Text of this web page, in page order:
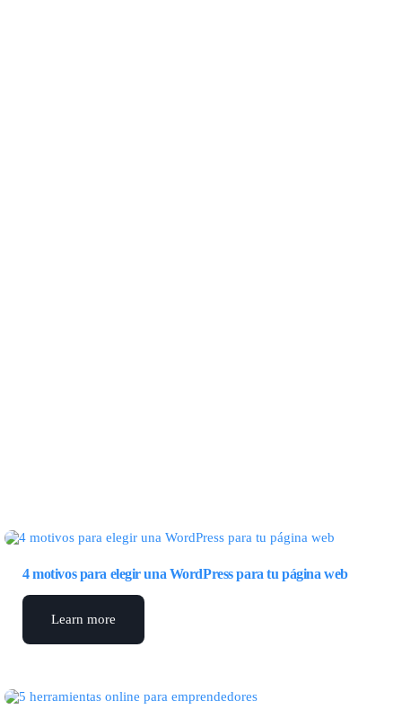
4 motivos para elegir una WordPress para tu página web
Learn more